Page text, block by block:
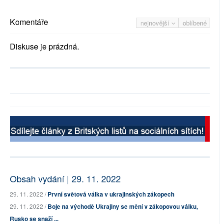
nejnovější oblíbené
Komentáře
Diskuse je prázdná.
Obsah vydání | 29. 11. 2022
29. 11. 2022 /První světová válka v ukrajinských zákopech
29. 11. 2022 /Boje na východě Ukrajiny se mění v zákopovou válku,
Rusko se snaží ...